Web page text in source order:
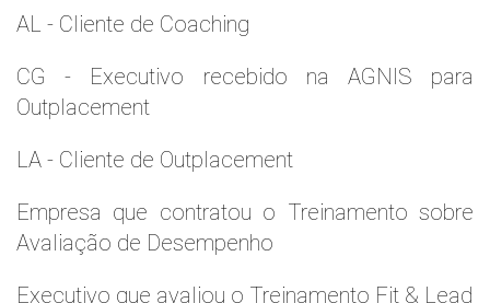
AL - Cliente de Coaching
CG - Executivo recebido na AGNIS para
Outplacement
LA - Cliente de Outplacement
Empresa que contratou o Treinamento sobre
Avaliação de Desempenho
Executivo que avaliou o Treinamento Fit & Lead